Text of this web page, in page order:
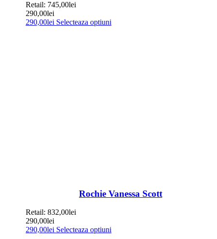
Retail: 745,00lei
290,00lei
290,00lei Selecteaza optiuni
Rochie Vanessa Scott
Retail: 832,00lei
290,00lei
290,00lei Selecteaza optiuni